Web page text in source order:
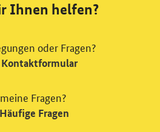
Ihnen helfen?
oder Fragen?
Kontaktformular
Fragen?
Häufige Fragen